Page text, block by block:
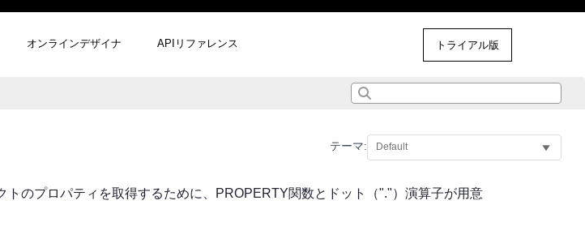
オンラインデザイナ APIリファレンス トライアル版
テーマ:
トのプロパティを取得するために、PROPERTY関数とドット（"."）演算子が用意